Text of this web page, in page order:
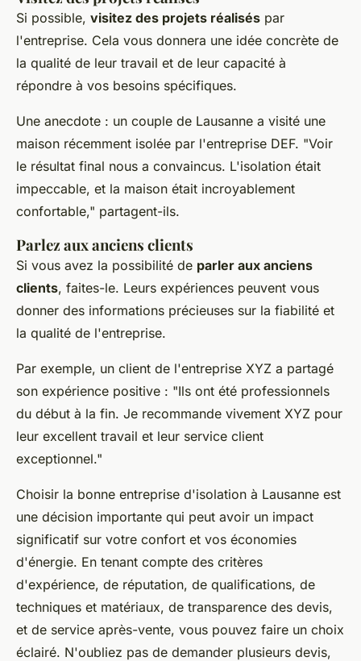
Si possible, visitez des projets réalisés par
l'entreprise. Cela vous donnera une idée concrète de
la qualité de leur travail et de leur capacité à
répondre à vos besoins spécifiques.
Une anecdote : un couple de Lausanne a visité une
maison récemment isolée par l'entreprise DEF. "Voir
le résultat final nous a convaincus. L'isolation était
impeccable, et la maison était incroyablement
confortable," partagent-ils.
Parlez aux anciens clients
Si vous avez la possibilité de parler aux anciens
clients, faites-le. Leurs expériences peuvent vous
donner des informations précieuses sur la fiabilité et
la qualité de l'entreprise.
Par exemple, un client de l'entreprise XYZ a partagé
son expérience positive : "Ils ont été professionnels
du début à la fin. Je recommande vivement XYZ pour
leur excellent travail et leur service client
exceptionnel."
Choisir la bonne entreprise d'isolation à Lausanne est
une décision importante qui peut avoir un impact
significatif sur votre confort et vos économies
d'énergie. En tenant compte des critères
d'expérience, de réputation, de qualifications, de
techniques et matériaux, de transparence des devis,
et de service après-vente, vous pouvez faire un choix
éclairé. N'oubliez pas de demander plusieurs devis,